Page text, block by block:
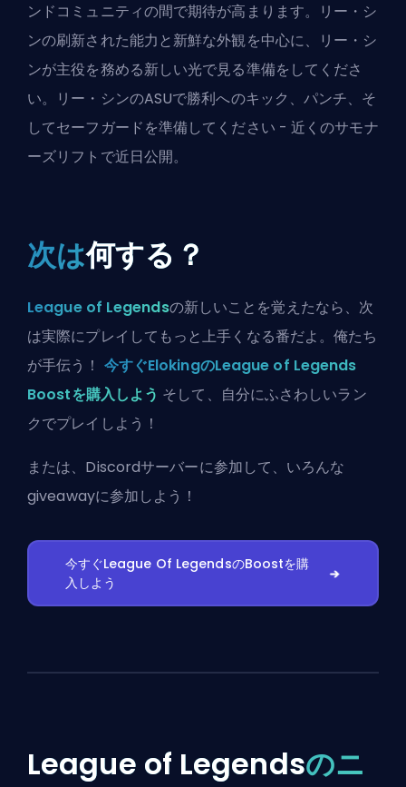
ンドコミュニティの間で期待が高まります。リー・シ
ンの刷新された能力と新鮮な外観を中心に、リー・シ
ンが主役を務める新しい光で見る準備をしてくださ
い。リー・シンのASUで勝利へのキック、パンチ、そ
してセーフガードを準備してください - 近くのサモナ
ーズリフト で近日公開。
次は何する？
League of Legendsの新しいことを覚えたなら、次
は実際にプレイしてもっと上手くなる番だよ。俺たち
が手伝う！ 今すぐElokingのLeague of Legends
Boostを購入しよう そして、自分にふさわしいラン
クでプレイしよう！
または、 Discordサーバーに参加して、いろんな
giveawayに参加しよう！
今すぐLeague Of LegendsのBoostを購
入しよう
League of Legendsのニ